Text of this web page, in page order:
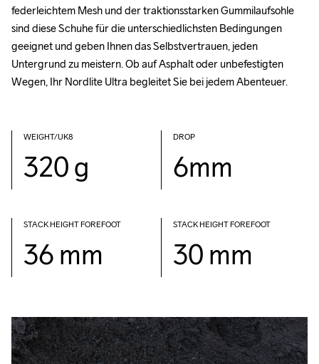
federleichtem Mesh und der traktionsstarken Gummilaufsohle
sind diese Schuhe für die unterschiedlichsten Bedingungen
geeignet und geben Ihnen das Selbstvertrauen, jeden
Untergrund zu meistern. Ob auf Asphalt oder unbefestigten
Wegen, Ihr Nordlite Ultra begleitet Sie bei jedem Abenteuer.
WEIGHT/UK8
320 g
DROP
6mm
STACK HEIGHT FOREFOOT
36 mm
STACK HEIGHT FOREFOOT
30 mm